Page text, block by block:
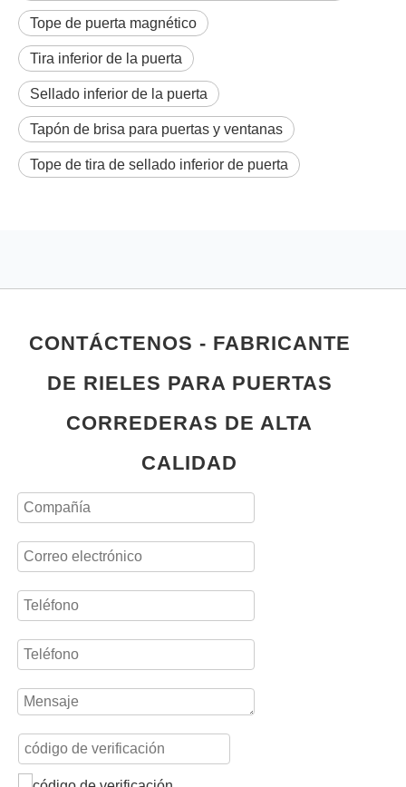
Tope de puerta magnético
Tira inferior de la puerta
Sellado inferior de la puerta
Tapón de brisa para puertas y ventanas
Tope de tira de sellado inferior de puerta
CONTÁCTENOS - FABRICANTE
DE RIELES PARA PUERTAS
CORREDERAS DE ALTA
CALIDAD